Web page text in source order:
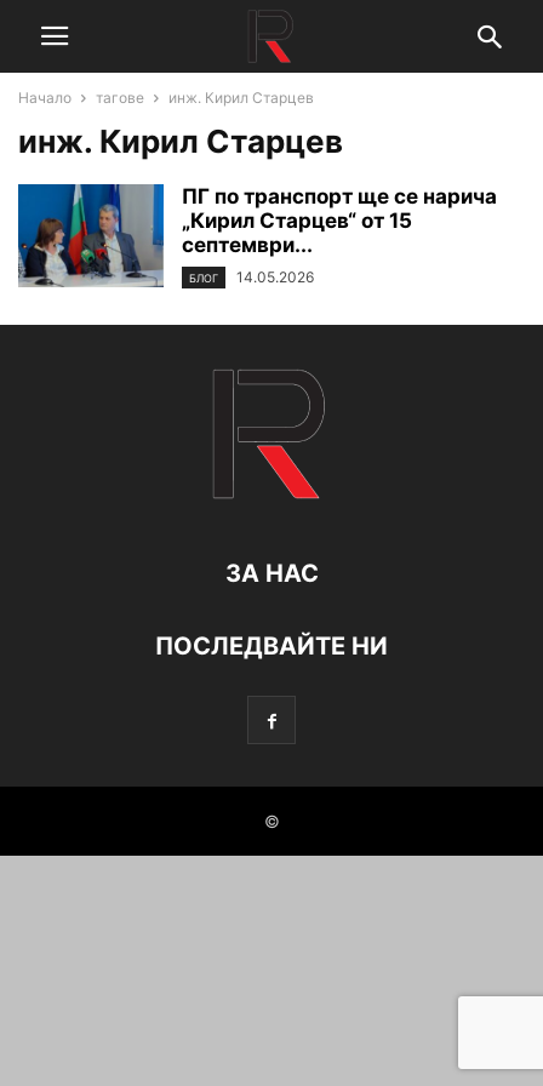
Начало тагове инж. Кирил Старцев
инж. Кирил Старцев
ПГ по транспорт ще се нарича
„Кирил Старцев“ от 15
септември...
БЛОГ 14.05.2026
ЗА НАС
ПОСЛЕДВАЙТЕ НИ
©